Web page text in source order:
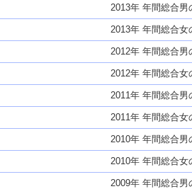
2013年 年間総合男
2013年 年間総合女
2012年 年間総合男
2012年 年間総合女
2011年 年間総合男
2011年 年間総合女
2010年 年間総合男
2010年 年間総合女
2009年 年間総合男